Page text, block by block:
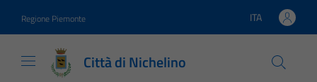
Regione Piemonte Lingua attiva:
ITA
Città di Nichelino